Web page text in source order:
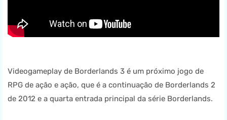
Videogameplay de Borderlands 3 é um próximo jogo de
RPG de ação e ação, que é a continuação de Borderlands 2
de 2012 e a quarta entrada principal da série Borderlands.